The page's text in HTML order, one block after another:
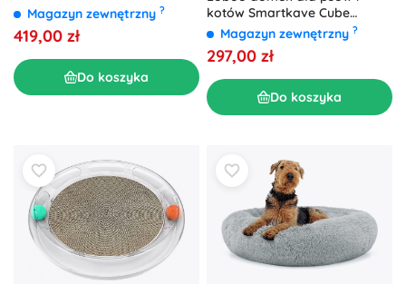
kotów z dachem
dwuspadowym
Magazyn zewnętrzny ?
419,00 zł
Do koszyka
kotów Smartkave Cube
antracyt z płaskim dachem
Magazyn zewnętrzny ?
297,00 zł
Do koszyka